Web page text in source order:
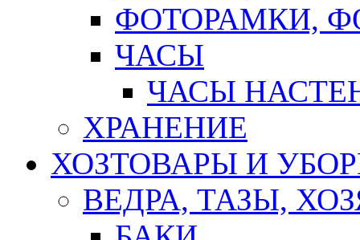
ФОТОРАМКИ,
ЧАСЫ
ЧАСЫ
ХРАНЕНИЕ
ХОЗТОВАРЫ И
ВЕДРА, ТАЗЫ,